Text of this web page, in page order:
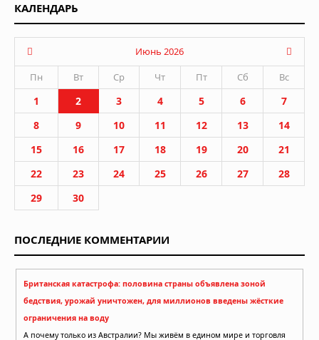
КАЛЕНДАРЬ
Июнь 2026
Пн
Вт Ср Чт Пт Сб Вс
1 2 3 4 5 6
7
8
9 10 11 12 13
14
15
16 17 18 19 20
21
22
23 24 25 26 27
28
29
30
ПОСЛЕДНИЕ КОММЕНТАРИИ
Британская катастрофа: половина страны объявлена зоной
бедствия, урожай уничтожен, для миллионов введены жёсткие
ограничения на воду
А почему только из Австралии? Мы живём в едином мире и торговля